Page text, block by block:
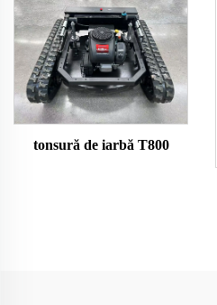
tonsură de iarbă T800